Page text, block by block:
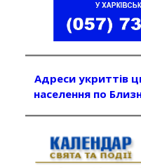
Адреси укриттів
населення по